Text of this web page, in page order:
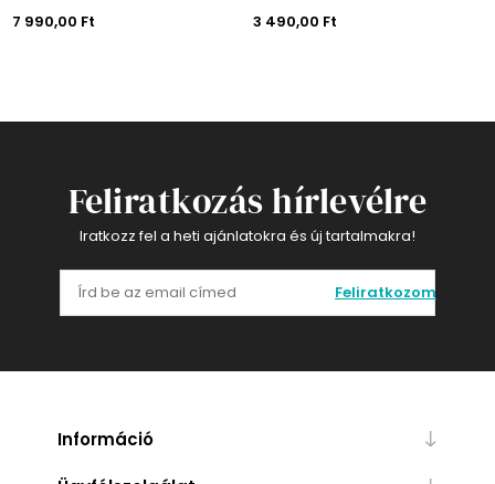
7 990,00 Ft
3 490,00 Ft
Feliratkozás hírlevélre
Iratkozz fel a heti ajánlatokra és új tartalmakra!
Feliratkozom
Információ